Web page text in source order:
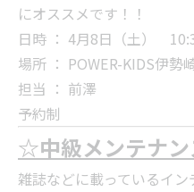
にオススメです！！
日時 ： 4月8日（土）
場所 ： POWER-KIDS伊勢
担当 ： 前澤
予約制
☆中級メンテナ
雑誌などに載っているイ